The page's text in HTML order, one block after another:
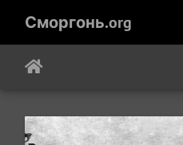
Сморгонь.org